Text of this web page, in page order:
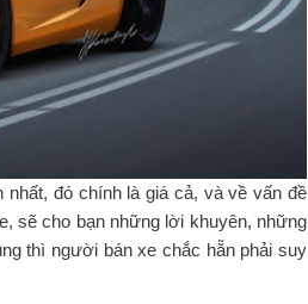
nhất, đó chính là giá cả, và về vấn đề
sẽ cho bạn những lời khuyên, những
thì người bán xe chắc hẵn phải suy